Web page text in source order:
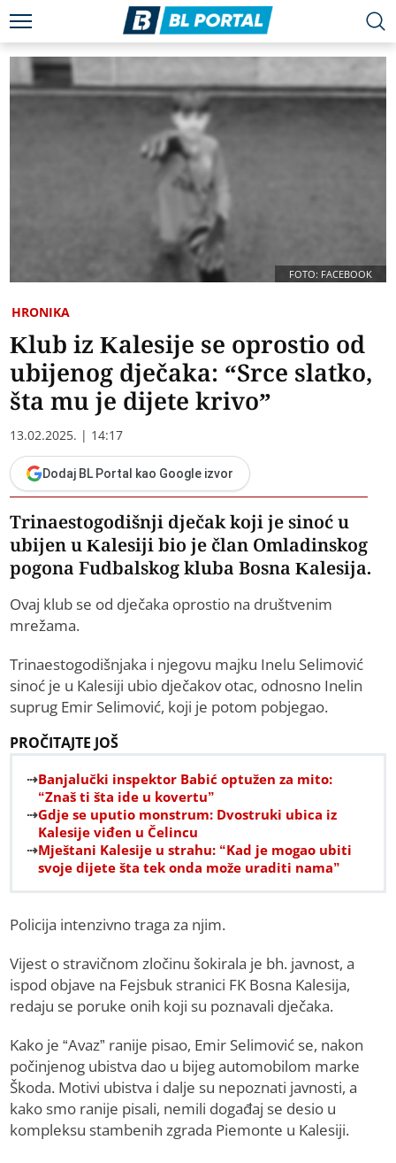
FOTO: FACEBOOK
HRONIKA
Klub iz Kalesije se oprostio od
ubijenog dječaka: “Srce slatko,
šta mu je dijete krivo”
13.02.2025. | 14:17
Dodaj BL Portal kao Google izvor
Trinaestogodišnji dječak koji je sinoć u
ubijen u Kalesiji bio je član Omladinskog
pogona Fudbalskog kluba Bosna Kalesija.
Ovaj klub se od dječaka oprostio na društvenim
mrežama.
Trinaestogodišnjaka i njegovu majku Inelu Selimović
sinoć je u Kalesiji ubio dječakov otac, odnosno Inelin
suprug Еmir Selimović, koji je potom pobjegao.
PROČITAJTE JOŠ
Banjalučki inspektor Babić optužen za mito:
“Znaš ti šta ide u kovertu”
Gdje se uputio monstrum: Dvostruki ubica iz
Kalesije viđen u Čelincu
Mještani Kalesije u strahu: “Kad je mogao ubiti
svoje dijete šta tek onda može uraditi nama”
Policija intenzivno traga za njim.
Vijest o stravičnom zločinu šokirala je bh. javnost, a
ispod objave na Fejsbuk stranici FK Bosna Kalesija,
redaju se poruke onih koji su poznavali dječaka.
Kako je “Avaz” ranije pisao, Еmir Selimović se, nakon
počinjenog ubistva dao u bijeg automobilom marke
Škoda. Motivi ubistva i dalje su nepoznati javnosti, a
kako smo ranije pisali, nemili događaj se desio u
kompleksu stambenih zgrada Piemonte u Kalesiji.